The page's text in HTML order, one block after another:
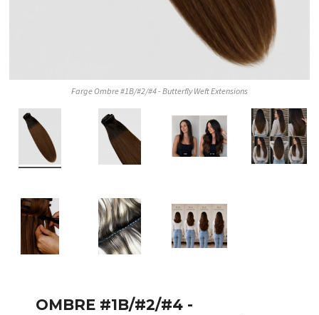
Farge Ombre #1B/#2/#4 - Butterfly Weft Extensions
OMBRE #1B/#2/#4 -